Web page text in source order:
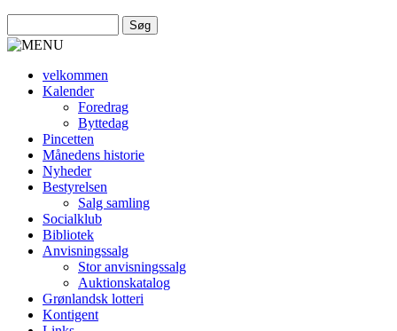
velkommen
Kalender
Foredrag
Byttedag
Pincetten
Månedens historie
Nyheder
Bestyrelsen
Salg samling
Socialklub
Bibliotek
Anvisningssalg
Stor anvisningssalg
Auktionskatalog
Grønlandsk lotteri
Kontigent